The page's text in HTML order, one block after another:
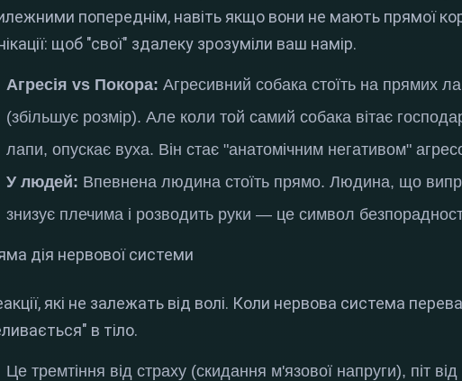
попереднім, навіть якщо вони не мають прямої
щоб "свої" здалеку зрозуміли ваш намір.
Агресія vs Покора: Агресивний собака стоїть на прямих
(збільшує розмір).Але коли той самий собака вітає
лапи, опускає вуха. Він стає "анатомічним негативом"
У людей: Впевнена людина стоїть прямо.Людина, що
знизує плечима і розводить руки — це символ
дія нервової системи
які не залежать від волі. Коли нервова система
в тіло.
Це тремтіння від страху (скидання м'язової напруги), піт